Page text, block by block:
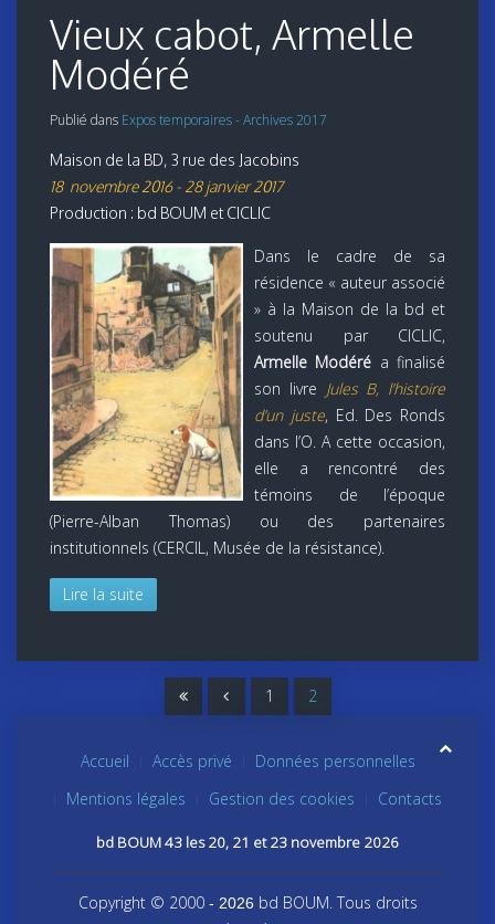
Vieux cabot, Armelle
Modéré
Publié dans Expos temporaires - Archives 2017
Maison de la BD, 3 rue des Jacobins
18 novembre 2016 - 28 janvier 2017
Production : bd BOUM et CICLIC
Dans le cadre de sa
résidence « auteur associé
» à la Maison de la bd et
soutenu par CICLIC,
Armelle Modéré a finalisé
son livre Jules B, l’histoire
d’un juste, Ed. Des Ronds
dans l’O. A cette occasion,
elle a rencontré des
témoins de l’époque
(Pierre-Alban Thomas) ou des partenaires
institutionnels (CERCIL, Musée de la résistance).
Lire la suite
1 2
Accueil Accès privé
Données personnelles
Mentions légales
Gestion des cookies Contacts
bd BOUM 43 les 20, 21 et 23 novembre 2026
Copyright © 2000- 2026 bd BOUM. Tous droits